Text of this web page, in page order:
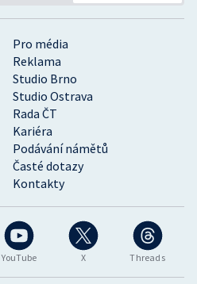
YouTube X Threads
Pro média
Reklama
Studio Brno
Studio Ostrava
Rada ČT
Kariéra
Podávání námětů
Časté dotazy
Kontakty